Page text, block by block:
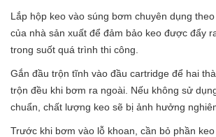
Lắp hộp keo vào súng bơm chuyên dụng
của nhà sản xuất để đảm bảo keo được đẩy
trong suốt quá trình thi công.
Gắn đầu trộn tĩnh vào đầu cartridge để hai
trộn đều khi bơm ra ngoài. Nếu không sử
chuẩn, chất lượng keo sẽ bị ảnh hưởng
Trước khi bơm vào lỗ khoan, cần bỏ phần